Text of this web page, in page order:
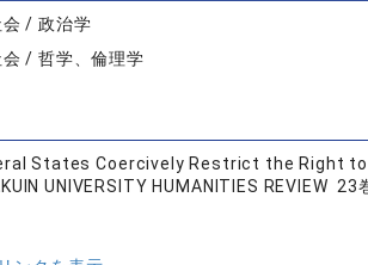
会 / 政治学
会 / 哲学、倫理学
States Coercively Restrict the Right
UNIVERSITY HUMANITIES REVIEW 23